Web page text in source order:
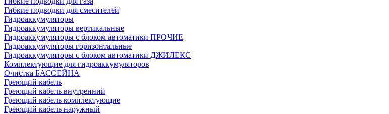
Гибкие подводки для смесителей
Гидроаккумуляторы
Гидроаккумуляторы вертикальные
Гидроаккумуляторы с блоком автоматики ПРОЧИЕ
Гидроаккумуляторы горизонтальные
Гидроаккумуляторы с блоком автоматики ДЖИЛЕКС
Комплектующие для гидроаккумуляторов
Очистка БАССЕЙНА
Греющий кабель
Греющий кабель внутренний
Греющий кабель комплектующие
Греющий кабель наружный